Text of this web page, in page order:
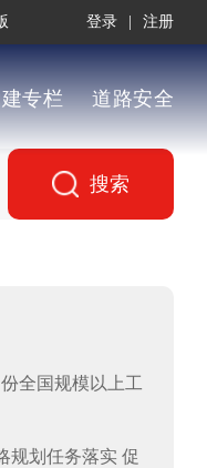
登录 注册
专栏 道路安全
搜索
全国规模以上工
规划任务落实 促